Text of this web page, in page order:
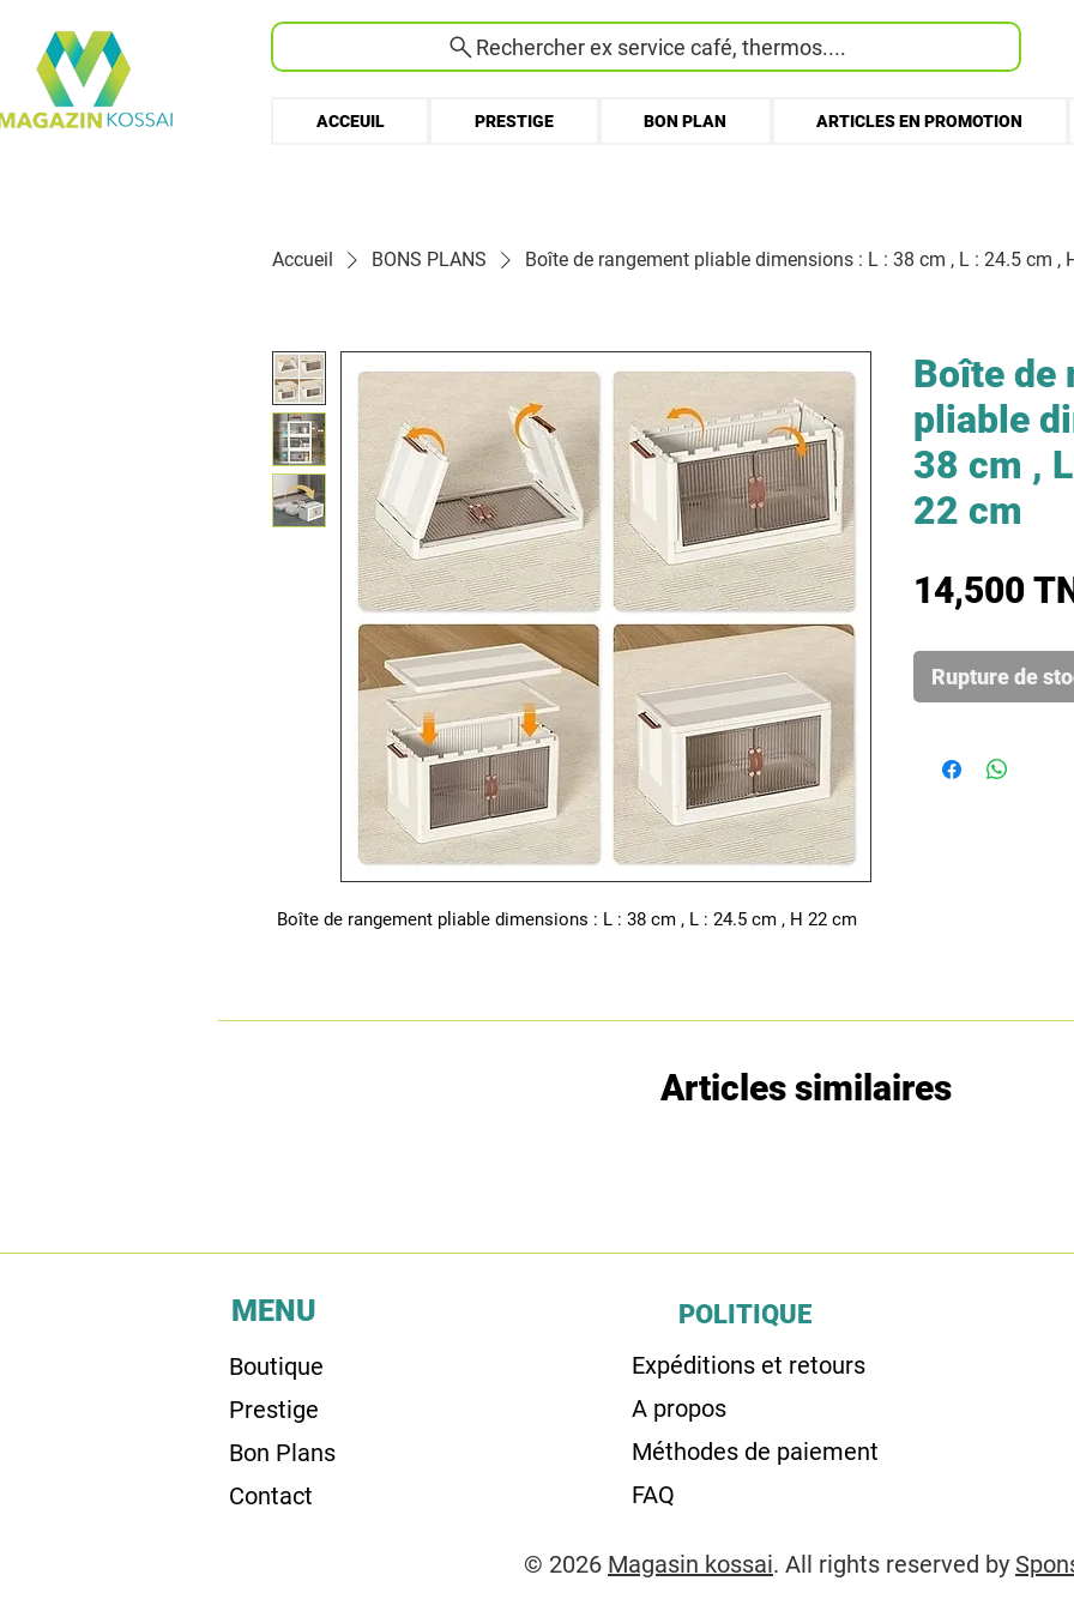
Rechercher ex service café, thermos....
ACCEUIL PRESTIGE BON PLAN ARTICLES EN PROMOTION
Accueil BONS PLANS Boîte de rangement pliable dimensions : L : 38 cm , L : 24.5 cm ,
Boîte de rangement pliable dimensions : L : 38 cm , L : 24.5 cm , H 22 cm
Boîte de
pliable
38 cm ,
22 cm
14,500
Rupture de
Articles similaires
MENU
Boutique
Prestige
Bon Plans
Contact
POLITIQUE
Expéditions et retours
A propos
Méthodes de paiement
FAQ
© 2026 Magasin kossai. All rights reserved by